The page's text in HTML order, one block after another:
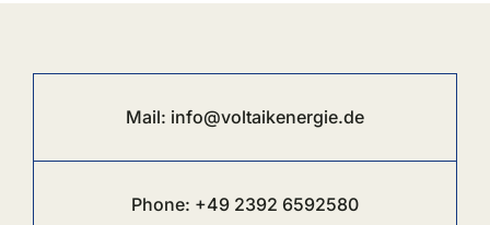
Mail: info@voltaikenergie.de
Phone: +49 2392 6592580